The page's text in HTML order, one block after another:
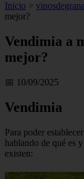
Inicio >
mejor?
Vendimia a
mejor?
📅 10/09/2025
Vendimia
Para poder
hablando de qué es
existen: